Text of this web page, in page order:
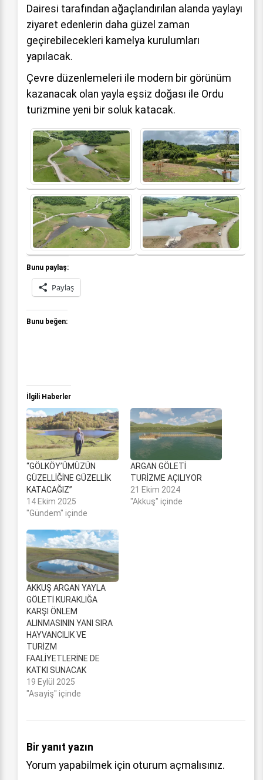
Dairesi tarafından ağaçlandırılan alanda yaylayı
ziyaret edenlerin daha güzel zaman
geçirebilecekleri kamelya kurulumları
yapılacak.
Çevre düzenlemeleri ile modern bir görünüm
kazanacak olan yayla eşsiz doğası ile Ordu
turizmine yeni bir soluk katacak.
Bunu paylaş:
Paylaş
Bunu beğen:
İlgili Haberler
“GÖLKÖY’ÜMÜZÜN
GÜZELLİĞİNE GÜZELLİK
KATACAĞIZ”
14 Ekim 2025
"Gündem" içinde
ARGAN GÖLETİ
TURİZME AÇILIYOR
21 Ekim 2024
"Akkuş" içinde
AKKUŞ ARGAN YAYLA
GÖLETİ KURAKLIĞA
KARŞI ÖNLEM
ALINMASININ YANI SIRA
HAYVANCILIK VE
TURİZM
FAALİYETLERİNE DE
KATKI SUNACAK
19 Eylül 2025
"Asayiş" içinde
Bir yanıt yazın
Yorum yapabilmek için oturum açmalısınız.